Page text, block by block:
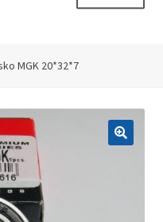
MGK 20*32*7